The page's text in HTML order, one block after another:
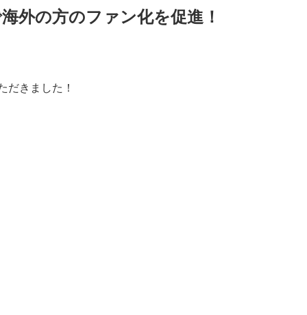
外の方のファン化を促進！
だきました！